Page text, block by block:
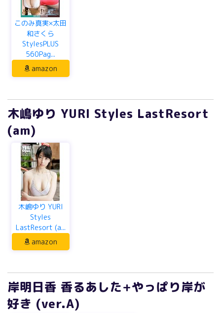
このみ真実×太田
和さくら
StylesPLUS
560Pag...
amazon
木嶋ゆり YURI Styles LastResort
(am)
木嶋ゆり YURI
Styles
LastResort (a...
amazon
岸明日香 香るあした+やっぱり岸が
好き (ver.A)